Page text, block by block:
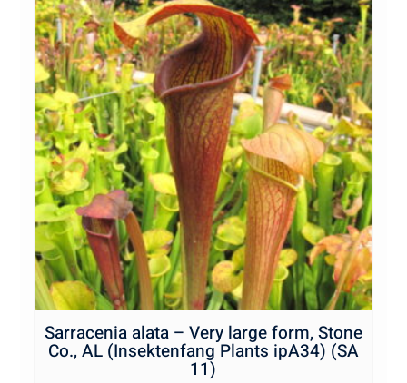
Sarracenia alata – Very large form, Stone
Co., AL (Insektenfang Plants ipA34) (SA
11)